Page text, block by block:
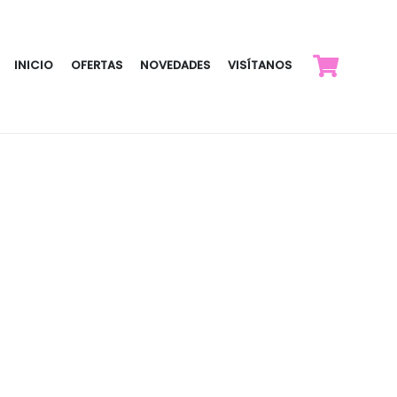
INICIO OFERTAS NOVEDADES VISÍTANOS